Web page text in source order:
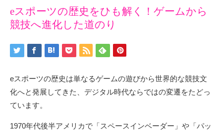
eスポーツの歴史をひも解く！ゲームから
競技へ進化した道のり
eスポーツの歴史は単なるゲームの遊びから世界的な競技文
化へと発展してきた、デジタル時代ならではの変遷をたどっ
ています。
1970年代後半アメリカで「スペースインベーダー」や「パッ